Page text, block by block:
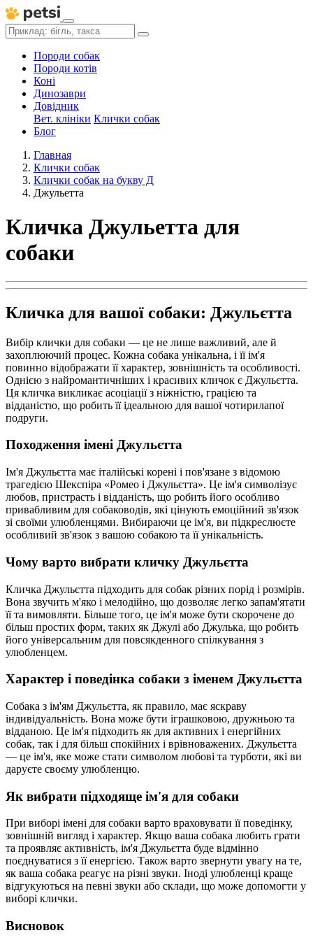
Породи собак
Породи котів
Коні
Динозаври
Довідник
Вет. клініки Клички собак
Блог
Главная
Клички собак
Клички собак на букву Д
Джульетта
Кличка Джульетта для
собаки
Кличка для вашої собаки: Джульєтта
Вибір клички для собаки — це не лише важливий, але й
захоплюючий процес. Кожна собака унікальна, і її ім'я
повинно відображати її характер, зовнішність та особливості.
Однією з найромантичніших і красивих кличок є Джульєтта.
Ця кличка викликає асоціації з ніжністю, грацією та
відданістю, що робить її ідеальною для вашої чотирилапої
подруги.
Походження імені Джульєтта
Ім'я Джульєтта має італійські корені і пов'язане з відомою
трагедією Шекспіра «Ромео і Джульєтта». Це ім'я символізує
любов, пристрасть і відданість, що робить його особливо
привабливим для собаководів, які цінують емоційний зв'язок
зі своїми улюбленцями. Вибираючи це ім'я, ви підкреслюєте
особливий зв'язок з вашою собакою та її унікальність.
Чому варто вибрати кличку Джульєтта
Кличка Джульєтта підходить для собак різних порід і розмірів.
Вона звучить м'яко і мелодійно, що дозволяє легко запам'ятати
її та вимовляти. Більше того, це ім'я може бути скорочене до
більш простих форм, таких як Джулі або Джулька, що робить
його універсальним для повсякденного спілкування з
улюбленцем.
Характер і поведінка собаки з іменем Джульєтта
Собака з ім'ям Джульєтта, як правило, має яскраву
індивідуальність. Вона може бути іграшковою, дружньою та
відданою. Це ім'я підходить як для активних і енергійних
собак, так і для більш спокійних і врівноважених. Джульєтта
— це ім'я, яке може стати символом любові та турботи, які ви
даруєте своєму улюбленцю.
Як вибрати підходяще ім'я для собаки
При виборі імені для собаки варто враховувати її поведінку,
зовнішній вигляд і характер. Якщо ваша собака любить грати
та проявляє активність, ім'я Джульєтта буде відмінно
поєднуватися з її енергією. Також варто звернути увагу на те,
як ваша собака реагує на різні звуки. Іноді улюбленці краще
відгукуються на певні звуки або склади, що може допомогти у
виборі клички.
Висновок